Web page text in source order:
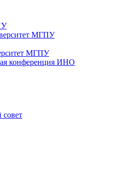
МГПУ
МГПУ
конференция ИНО